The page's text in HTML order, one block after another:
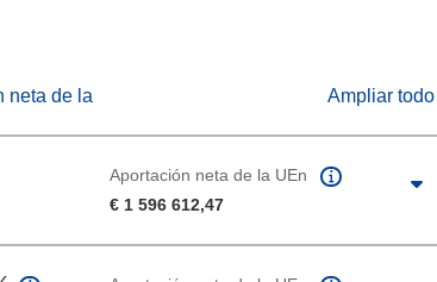
neta de la
Ampliar todo
Aportación neta de la UEn
€ 1 596 612,47